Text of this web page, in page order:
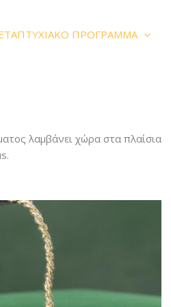
ΠΡΟΓΡΑΜΜΑ
λαμβάνει χώρα στα πλαίσια